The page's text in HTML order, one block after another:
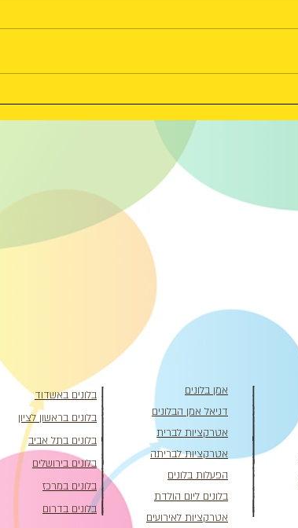
בלונים באשדוד
בלונים בראשון לציון
בלונים בתל אביב
בלונים בירושלים
בלונים במרכז
בלונים בדרום
אמן בלונים
דניאל אמן הבלונים
אטרקציות לברית
אטרקציות לבריתה
הפעלות בלונים
בלונים ליום הולדת
אטרקציות לאירועים